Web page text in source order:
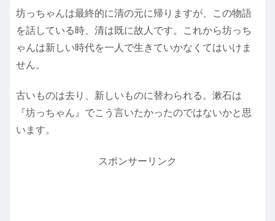
坊っちゃんは最終的に清の元に帰りますが、この物語
を話している時、清は既に故人です。これから坊っち
ゃんは新しい時代を一人で生きていかなくてはいけま
せん。
古いものは去り、新しいものに替わられる。漱石は
『坊っちゃん』でこう言いたかったのではないかと思
います。
スポンサーリンク